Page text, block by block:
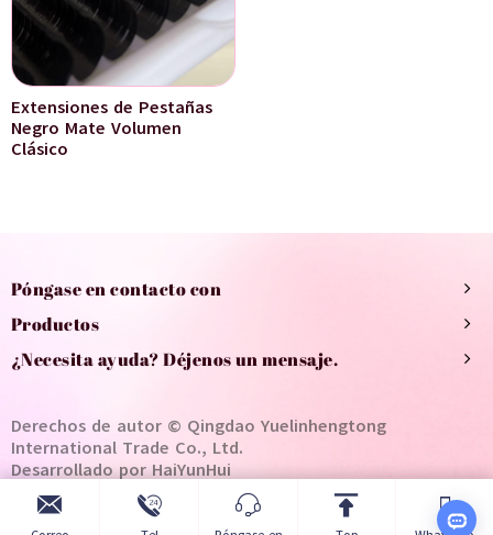
Extensiones de Pestañas
Negro Mate Volumen
Clásico
Póngase en contacto con
Productos
¿Necesita ayuda? Déjenos un mensaje.
Derechos de autor © Qingdao Yuelinhengtong
International Trade Co., Ltd.
Desarrollado por HaiYunHui